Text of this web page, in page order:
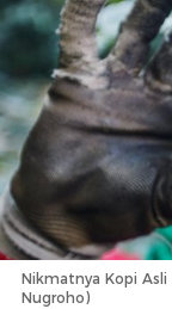
Nikmatnya Kopi
Nugroho)